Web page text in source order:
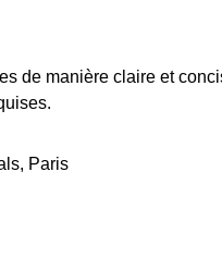
de manière claire et
Paris